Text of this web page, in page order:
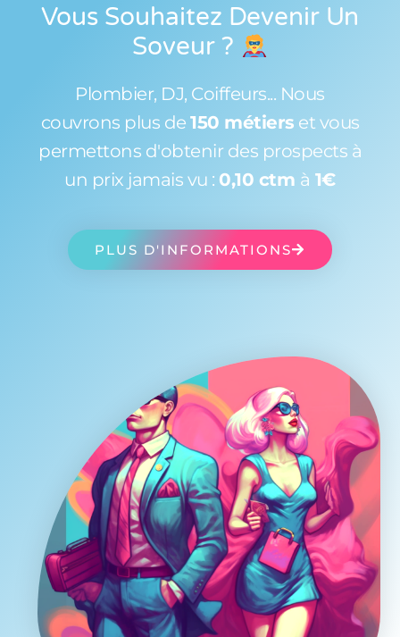
Vous Souhaitez Devenir Un
Soveur ?
Plombier, DJ, Coiffeurs... Nous
couvrons plus de 150 métiers et vous
permettons d'obtenir des prospects à
un prix jamais vu : 0,10 ctm à 1€
PLUS D'INFORMATIONS